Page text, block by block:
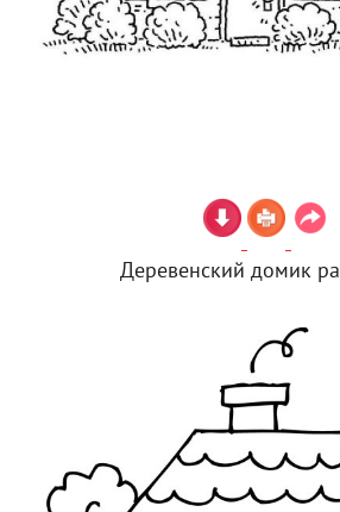
Деревенский домик